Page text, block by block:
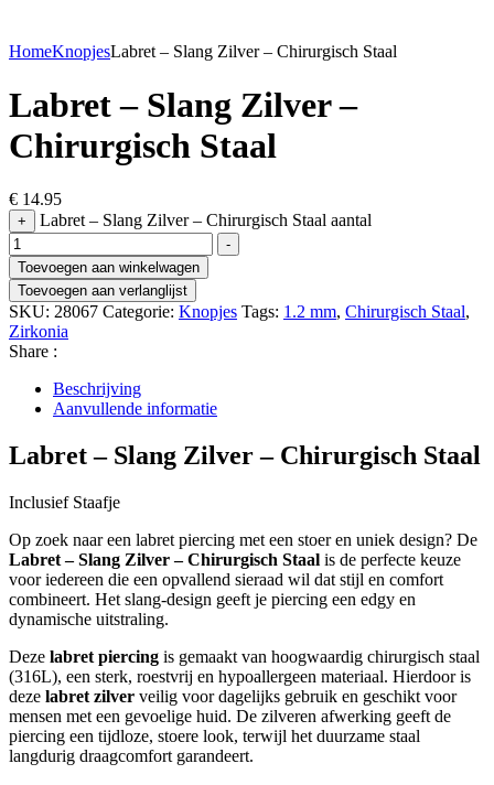
HomeKnopjesLabret – Slang Zilver – Chirurgisch Staal
Labret – Slang Zilver –
Chirurgisch Staal
€ 14.95
+ Labret – Slang Zilver – Chirurgisch Staal aantal
-
Toevoegen aan winkelwagen
Toevoegen aan verlanglijst
SKU: 28067 Categorie: Knopjes Tags: 1.2 mm, Chirurgisch Staal,
Zirkonia
Share :
Beschrijving
Aanvullende informatie
Labret – Slang Zilver – Chirurgisch Staal
Inclusief Staafje
Op zoek naar een labret piercing met een stoer en uniek design? De
Labret – Slang Zilver – Chirurgisch Staal is de perfecte keuze
voor iedereen die een opvallend sieraad wil dat stijl en comfort
combineert. Het slang-design geeft je piercing een edgy en
dynamische uitstraling.
Deze labret piercing is gemaakt van hoogwaardig chirurgisch staal
(316L), een sterk, roestvrij en hypoallergeen materiaal. Hierdoor is
deze labret zilver veilig voor dagelijks gebruik en geschikt voor
mensen met een gevoelige huid. De zilveren afwerking geeft de
piercing een tijdloze, stoere look, terwijl het duurzame staal
langdurig draagcomfort garandeert.